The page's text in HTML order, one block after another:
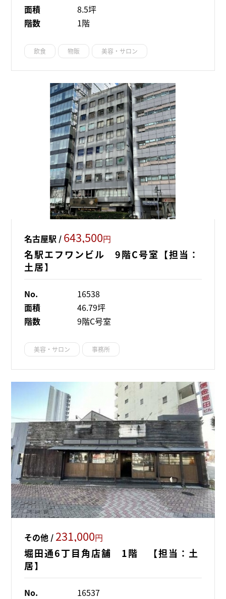
面積
8.5坪
階数
1階
飲食 物販 美容・サロン
名古屋駅 / 643,500円
名駅エフワンビル 9階C号室【担当：
土居】
No.
16538
面積
46.79坪
階数
9階C号室
美容・サロン 事務所
その他 / 231,000円
堀田通6丁目角店舗 1階 【担当：土
居】
No.
16537